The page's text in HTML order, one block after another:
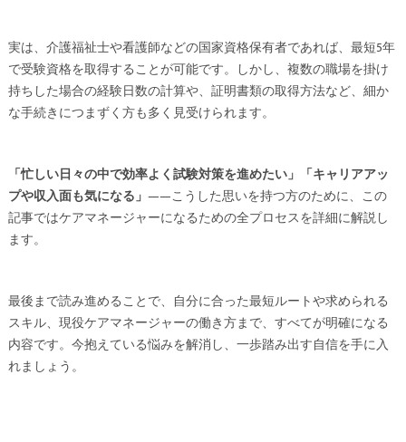
実は、介護福祉士や看護師などの国家資格保有者であれば、最短5年
で受験資格を取得することが可能です。しかし、複数の職場を掛け
持ちした場合の経験日数の計算や、証明書類の取得方法など、細か
な手続きにつまずく方も多く見受けられます。
「忙しい日々の中で効率よく試験対策を進めたい」「キャリアアッ
プや収入面も気になる」 ——こうした思いを持つ方のために、この
記事ではケアマネージャーになるための全プロセスを詳細に解説し
ます。
最後まで読み進めることで、自分に合った最短ルートや求められる
スキル、現役ケアマネージャーの働き方まで、すべてが明確になる
内容です。今抱えている悩みを解消し、一歩踏み出す自信を手に入
れましょう。